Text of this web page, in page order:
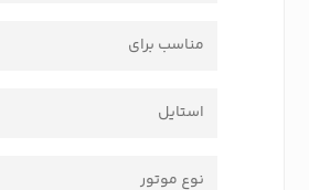
مناسب برای
استایل
نوع موتور